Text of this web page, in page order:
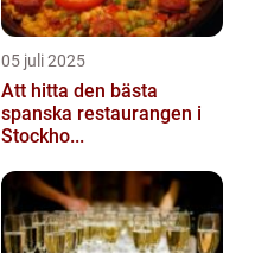
05 juli 2025
Att hitta den bästa
spanska restaurangen i
Stockho...